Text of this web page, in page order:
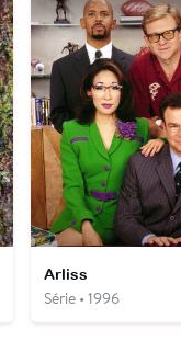
Arliss
Série • 1996